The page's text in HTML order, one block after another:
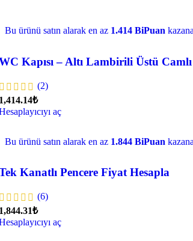
Bu ürünü satın alarak en az 1.414 BiPuan
Kapısı – Altı Lambirili Üstü
(2)
aç
Bu ürünü satın alarak en az 1.844 BiPuan
Kanatlı Pencere Fiyat Hesapla
(6)
aç